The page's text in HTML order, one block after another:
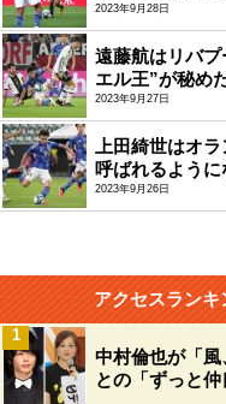
2023年9月28日
遠藤航はリバ
エル王”が秘め
2023年9月27日
上田綺世はオ
呼ばれるよう
2023年9月26日
アクセスランキ
中村倫也が「
との「ずっと
1